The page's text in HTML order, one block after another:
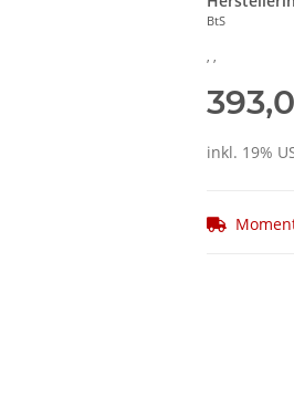
BtS
, ,
inkl. 19%